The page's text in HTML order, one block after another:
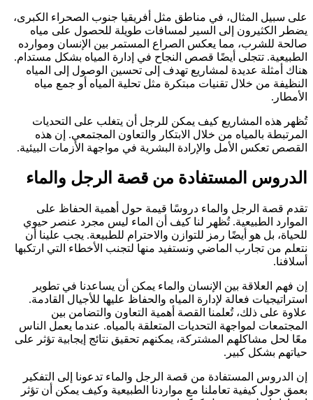
على سبيل المثال، في مناطق مثل أفريقيا جنوب الصحراء الكبرى،
يضطر الكثيرون إلى السير لمسافات طويلة للحصول على مياه
صالحة للشرب، مما يعكس الصراع المستمر بين الإنسان وموارده
الطبيعية. تتجلى أيضًا قصص النجاح في إدارة المياه بشكل مستدام.
هناك أمثلة عديدة لمشاريع تهدف إلى تحسين الوصول إلى المياه
النظيفة من خلال تقنيات مبتكرة مثل تحلية المياه أو جمع مياه
الأمطار.
تُظهر هذه المشاريع كيف يمكن للرجل أن يتغلب على التحديات
المرتبطة بالمياه من خلال الابتكار والتعاون المجتمعي. إن هذه
القصص تعكس الأمل والإرادة البشرية في مواجهة الأزمات البيئية.
الدروس المستفادة من قصة الرجل والماء
تقدم قصة الرجل والماء دروسًا قيمة حول أهمية الحفاظ على
الموارد الطبيعية. تُظهر لنا كيف أن الماء ليس مجرد عنصر حيوي
للحياة، بل هو أيضًا رمز للتوازن والاحترام للطبيعة. يجب علينا أن
نتعلم من تجارب الماضي ونستفيد منها لتجنب الأخطاء التي ارتكبها
أسلافنا.
إن فهم العلاقة بين الإنسان والماء يمكن أن يساعدنا في تطوير
استراتيجيات فعالة لإدارة المياه والحفاظ عليها للأجيال القادمة.
علاوة على ذلك، تُعلمنا القصة أهمية التعاون والتضامن بين
المجتمعات لمواجهة التحديات المتعلقة بالمياه. عندما يعمل الناس
معًا لحل مشاكلهم المشتركة، يمكنهم تحقيق نتائج إيجابية تؤثر على
حياتهم بشكل كبير.
إن الدروس المستفادة من قصة الرجل والماء تدعونا إلى التفكير
بعمق حول كيفية تعاملنا مع مواردنا الطبيعية وكيف يمكن أن تؤثر